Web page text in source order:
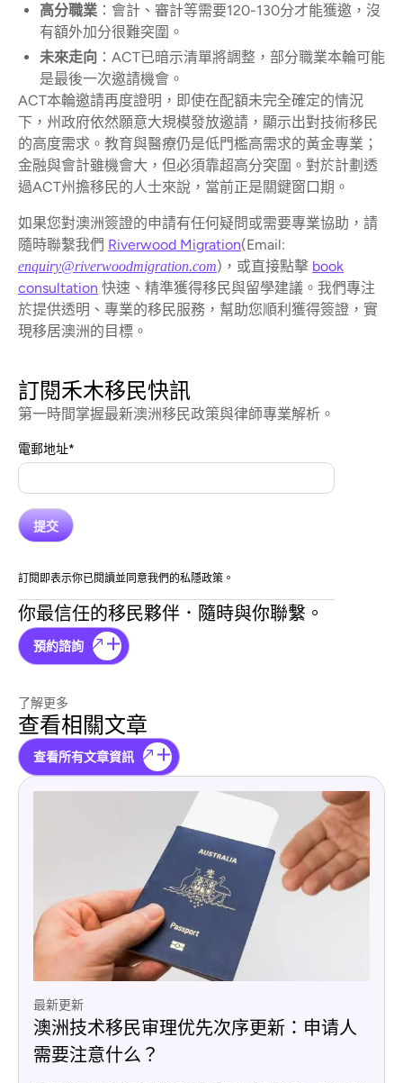
訂閱禾木移民快訊
第一時間掌握最新澳洲移民政策與律師專業解析。
電郵地址*
訂閱即表示你已閱讀並同意我們的私隱政策。
你最信任的移民夥伴．隨時與你聯繫。
預約諮詢
高分職業 ：會計、審計等需要120-130分才能獲邀，沒
有額外加分很難突圍。
未來走向 ：ACT已暗示清單將調整，部分職業本輪可能
是最後一次邀請機會。
ACT本輪邀請再度證明，即使在配額未完全確定的情況
下，州政府依然願意大規模發放邀請，顯示出對技術移民
的高度需求。教育與醫療仍是低門檻高需求的黃金專業；
金融與會計雖機會大，但必須靠超高分突圍。對於計劃透
過ACT州擔移民的人士來說，當前正是關鍵窗口期。
如果您對澳洲簽證的申請有任何疑問或需要專業協助，請
隨時聯繫我們 Riverwood Migration(Email:
enquiry@riverwoodmigration.com)，或直接點擊 book
consultation 快速、精準獲得移民與留學建議。我們專注
於提供透明、專業的移民服務，幫助您順利獲得簽證，實
現移居澳洲的目標。
了解更多
查看相關文章
查看所有文章資訊
最新更新
澳洲技术移民审理优先次序更新：申请人
需要注意什么？